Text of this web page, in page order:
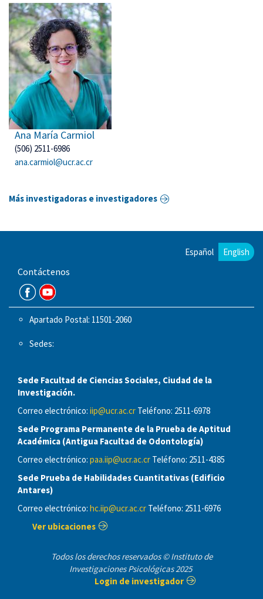
Ana María Carmiol
(506) 2511-6986
ana.carmiol@ucr.ac.cr
Más investigadoras e investigadores
Español English
Contáctenos
Apartado Postal: 11501-2060
Sedes:
Sede Facultad de Ciencias Sociales, Ciudad de la
Investigación.
Correo electrónico: iip@ucr.ac.cr Teléfono: 2511-6978
Sede Programa Permanente de la Prueba de Aptitud
Académica (Antigua Facultad de Odontología)
Correo electrónico: paa.iip@ucr.ac.cr Teléfono: 2511-4385
Sede Prueba de Habilidades Cuantitativas (Edificio
Antares)
Correo electrónico: hc.iip@ucr.ac.cr Teléfono: 2511-6976
Ver ubicaciones
Todos los derechos reservados © Instituto de
Investigaciones Psicológicas 2025
Login de investigador